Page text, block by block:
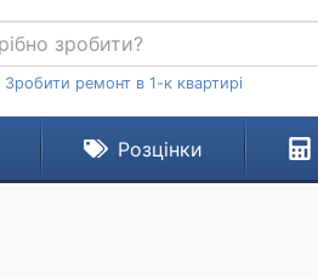
Зробити ремонт в 1-к квартирі
Розцінки